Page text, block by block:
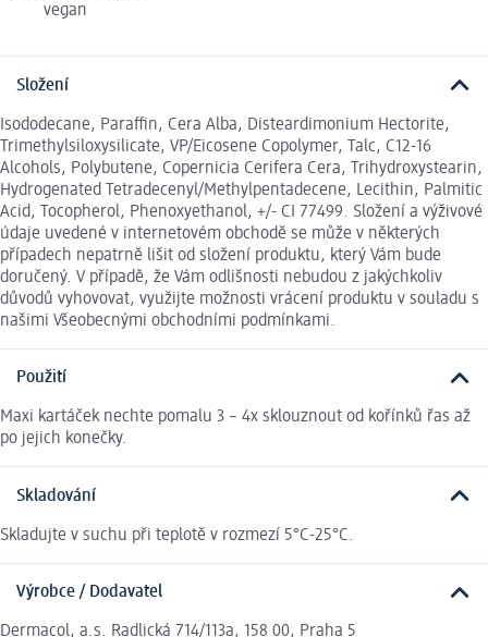
vegan
Složení
Isododecane, Paraffin, Cera Alba, Disteardimonium Hectorite,
Trimethylsiloxysilicate, VP/Eicosene Copolymer, Talc, C12-16
Alcohols, Polybutene, Copernicia Cerifera Cera, Trihydroxystearin,
Hydrogenated Tetradecenyl/Methylpentadecene, Lecithin, Palmitic
Acid, Tocopherol, Phenoxyethanol, +/- CI 77499. Složení a výživové
údaje uvedené v internetovém obchodě se může v některých
případech nepatrně lišit od složení produktu, který Vám bude
doručený. V případě, že Vám odlišnosti nebudou z jakýchkoliv
důvodů vyhovovat, využijte možnosti vrácení produktu v souladu s
našimi Všeobecnými obchodními podmínkami.
Použití
Maxi kartáček nechte pomalu 3 – 4x sklouznout od kořínků řas až
po jejich konečky.
Skladování
Skladujte v suchu při teplotě v rozmezí 5°C-25°C.
Výrobce / Dodavatel
Dermacol, a.s. Radlická 714/113a, 158 00, Praha 5